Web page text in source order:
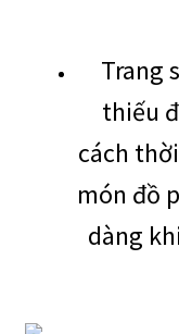
Trang
thiếu
cách
món đồ
dàng